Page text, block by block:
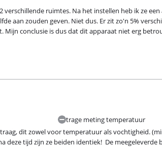
ruimtes. Na het instellen heb ik ze
aan zouden geven. Niet dus. Er zit zo'n 5%
Mijn conclusie is dus dat dit apparaat niet erg
trage meting temperatuur
dit zowel voor temperatuur als vochtigheid.
deze tijd zijn ze beiden identiek!  De meegeleverde